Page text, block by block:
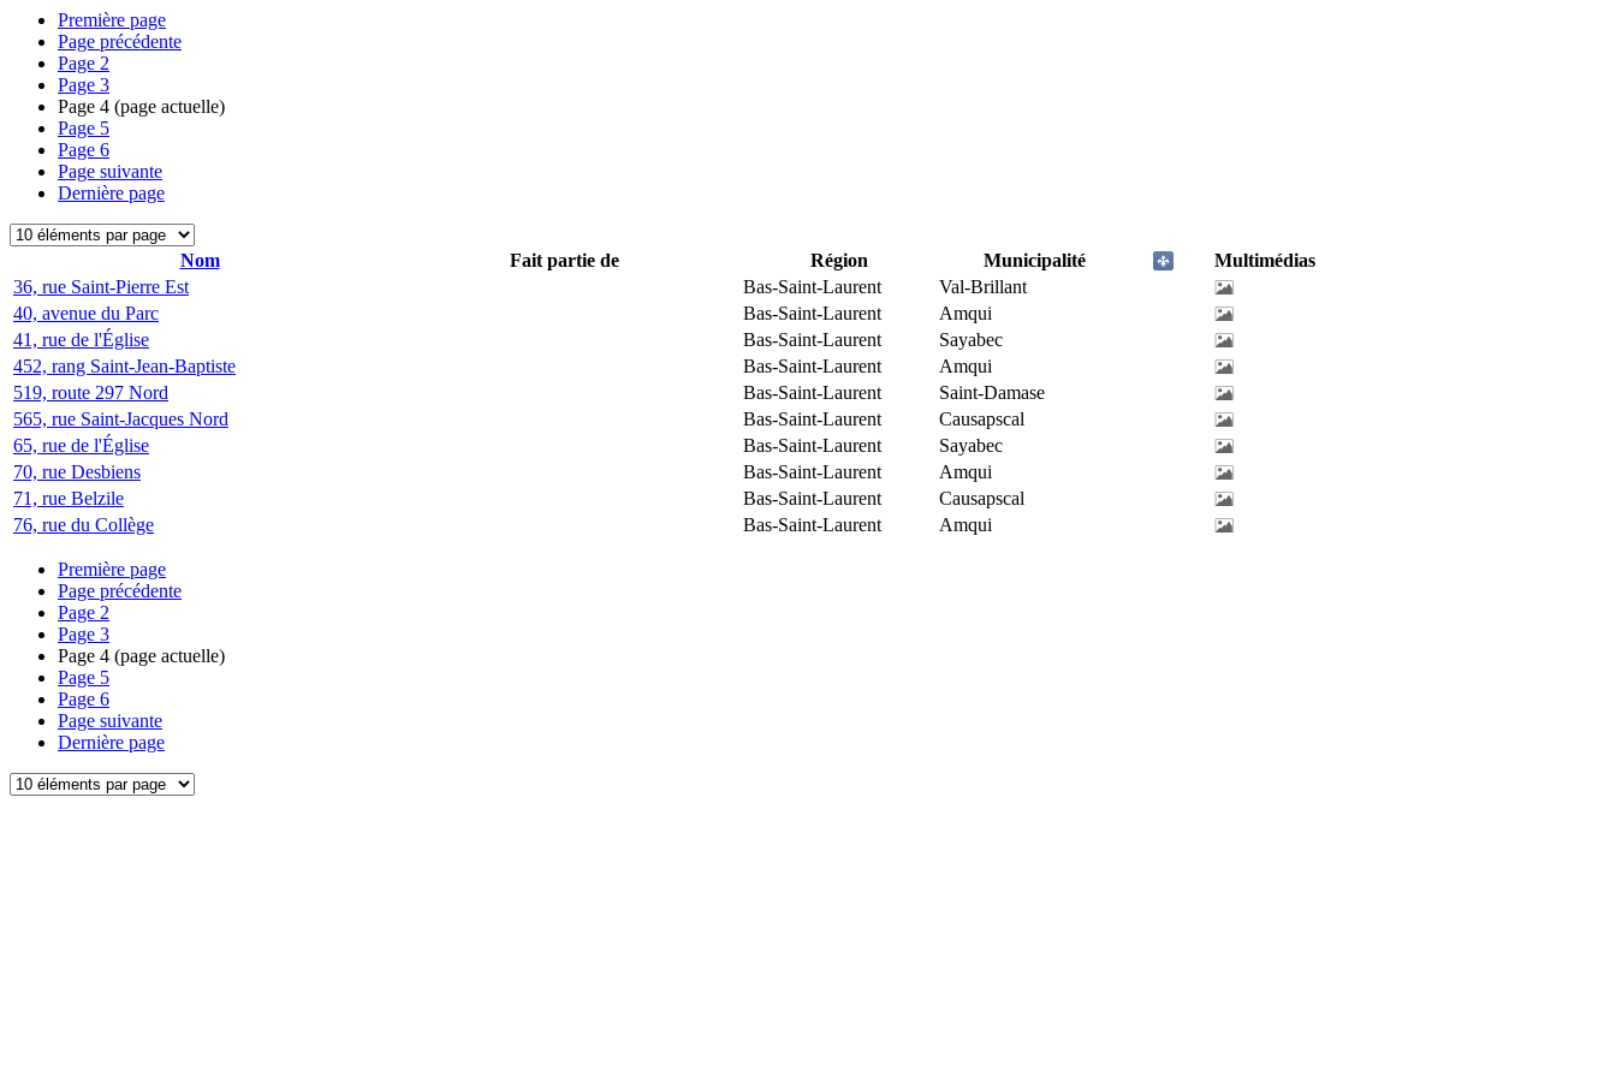
Première page
Page précédente
Page 2
Page 3
Page 4 (page actuelle)
Page 5
Page 6
Page suivante
Dernière page
Nom Fait partie de Région Municipalité
Multimédias
36, rue Saint-Pierre Est
Bas-Saint-Laurent
Val-Brillant
40, avenue du Parc
Bas-Saint-Laurent
Amqui
41, rue de l'Église
Bas-Saint-Laurent
Sayabec
452, rang Saint-Jean-Baptiste
Bas-Saint-Laurent
Amqui
519, route 297 Nord
Bas-Saint-Laurent
Saint-Damase
565, rue Saint-Jacques Nord
Bas-Saint-Laurent
Causapscal
65, rue de l'Église
Bas-Saint-Laurent
Sayabec
70, rue Desbiens
Bas-Saint-Laurent
Amqui
71, rue Belzile
Bas-Saint-Laurent
Causapscal
76, rue du Collège
Bas-Saint-Laurent Amqui
Première page
Page précédente
Page 2
Page 3
Page 4 (page actuelle)
Page 5
Page 6
Page suivante
Dernière page